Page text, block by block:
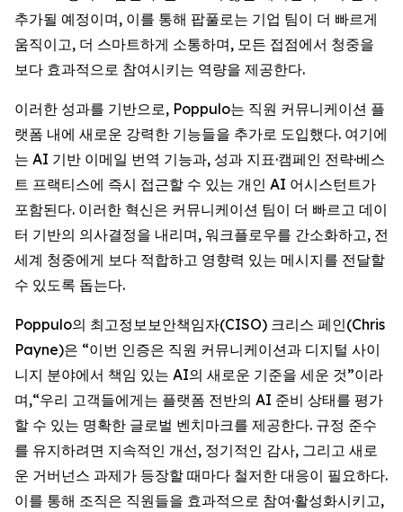
추가될 예정이며, 이를 통해 팝풀로는 기업 팀이 더 빠르게
움직이고, 더 스마트하게 소통하며, 모든 접점에서 청중을
보다 효과적으로 참여시키는 역량을 제공한다.
이러한 성과를 기반으로, Poppulo는 직원 커뮤니케이션 플
랫폼 내에 새로운 강력한 기능들을 추가로 도입했다. 여기에
는 AI 기반 이메일 번역 기능과, 성과 지표·캠페인 전략·베스
트 프랙티스에 즉시 접근할 수 있는 개인 AI 어시스턴트가
포함된다. 이러한 혁신은 커뮤니케이션 팀이 더 빠르고 데이
터 기반의 의사결정을 내리며, 워크플로우를 간소화하고, 전
세계 청중에게 보다 적합하고 영향력 있는 메시지를 전달할
수 있도록 돕는다.
Poppulo의 최고정보보안책임자(CISO) 크리스 페인(Chris
Payne)은 “이번 인증은 직원 커뮤니케이션과 디지털 사이
니지 분야에서 책임 있는 AI의 새로운 기준을 세운 것”이라
며,“우리 고객들에게는 플랫폼 전반의 AI 준비 상태를 평가
할 수 있는 명확한 글로벌 벤치마크를 제공한다. 규정 준수
를 유지하려면 지속적인 개선, 정기적인 감사, 그리고 새로
운 거버넌스 과제가 등장할 때마다 철저한 대응이 필요하다.
이를 통해 조직은 직원들을 효과적으로 참여·활성화시키고,